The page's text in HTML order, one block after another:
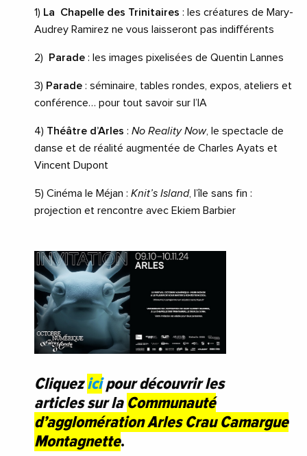
1) La Chapelle des Trinitaires : les créatures de Mary-
Audrey Ramirez ne vous laisseront pas indifférents
2) Parade : les images pixelisées de Quentin Lannes
3) Parade : séminaire, tables rondes, expos, ateliers et
conférence… pour tout savoir sur l’IA
4) Théâtre d’Arles : No Reality Now, le spectacle de
danse et de réalité augmentée de Charles Ayats et
Vincent Dupont
5) Cinéma le Méjan : Knit’s Island, l’île sans fin :
projection et rencontre avec Ekiem Barbier
Cliquezicipour découvrir les
articles sur la Communauté
d’agglomération Arles Crau Camargue
Montagnette.